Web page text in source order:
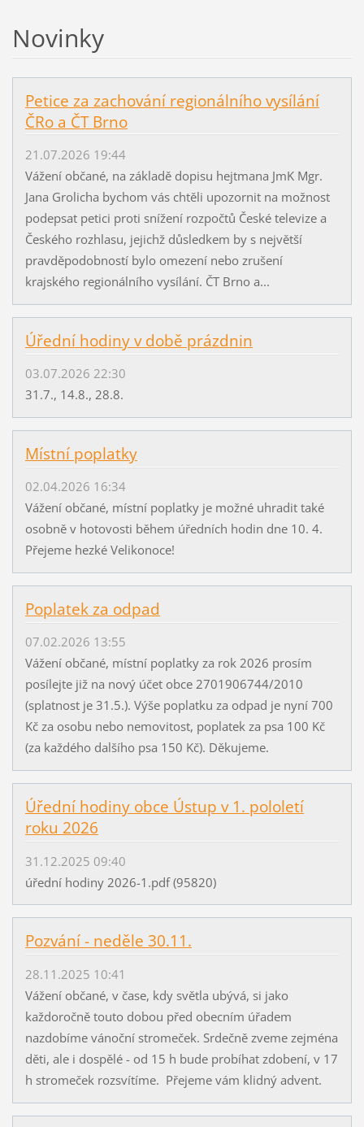
Novinky
Petice za zachování regionálního vysílání
ČRo a ČT Brno
21.07.2026 19:44
Vážení občané, na základě dopisu hejtmana JmK Mgr.
Jana Grolicha bychom vás chtěli upozornit na možnost
podepsat petici proti snížení rozpočtů České televize a
Českého rozhlasu, jejichž důsledkem by s největší
pravděpodobností bylo omezení nebo zrušení
krajského regionálního vysílání. ČT Brno a...
Úřední hodiny v době prázdnin
03.07.2026 22:30
31.7., 14.8., 28.8.
Místní poplatky
02.04.2026 16:34
Vážení občané, místní poplatky je možné uhradit také
osobně v hotovosti během úředních hodin dne 10. 4.
Přejeme hezké Velikonoce!
Poplatek za odpad
07.02.2026 13:55
Vážení občané, místní poplatky za rok 2026 prosím
posílejte již na nový účet obce 2701906744/2010
(splatnost je 31.5.). Výše poplatku za odpad je nyní 700
Kč za osobu nebo nemovitost, poplatek za psa 100 Kč
(za každého dalšího psa 150 Kč). Děkujeme.
Úřední hodiny obce Ústup v 1. pololetí
roku 2026
31.12.2025 09:40
úřední hodiny 2026-1.pdf (95820)
Pozvání - neděle 30.11.
28.11.2025 10:41
Vážení občané, v čase, kdy světla ubývá, si jako
každoročně touto dobou před obecním úřadem
nazdobíme vánoční stromeček. Srdečně zveme zejména
děti, ale i dospělé - od 15 h bude probíhat zdobení, v 17
h stromeček rozsvítíme. Přejeme vám klidný advent.